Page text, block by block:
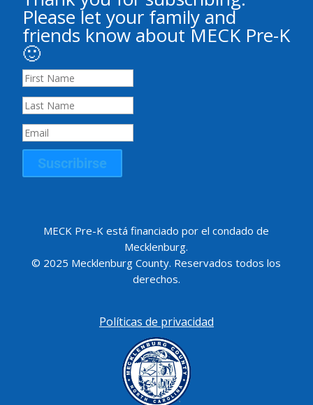
Please let your family and
friends know about MECK Pre-K
🙂
Suscribirse
MECK Pre-K está financiado por el condado de
Mecklenburg.
© 2025 Mecklenburg County. Reservados todos los
derechos.
Políticas de privacidad